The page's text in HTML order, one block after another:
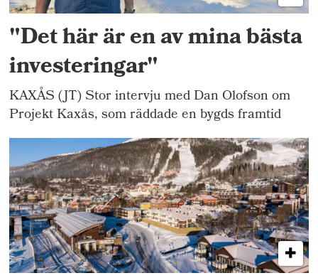
"Det här är en av mina bästa
investeringar"
KAXÅS (JT) Stor intervju med Dan Olofson om
Projekt Kaxås, som räddade en bygds framtid